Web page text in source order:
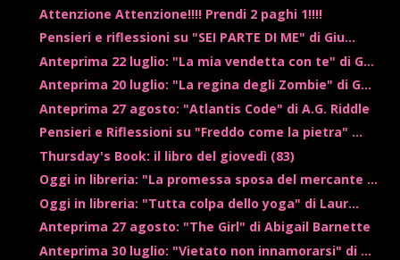
Attenzione Attenzione!!!! Prendi 2 paghi 1!!!!
Pensieri e riflessioni su "SEI PARTE DI ME" di Giu...
Anteprima 22 luglio: "La mia vendetta con te" di G...
Anteprima 20 luglio: "La regina degli Zombie" di G...
Anteprima 27 agosto: "Atlantis Code" di A.G. Riddle
Pensieri e Riflessioni su "Freddo come la pietra" ...
Thursday's Book: il libro del giovedì (83)
Oggi in libreria: "La promessa sposa del mercante ...
Oggi in libreria: "Tutta colpa dello yoga" di Laur...
Anteprima 27 agosto: "The Girl" di Abigail Barnette
Anteprima 30 luglio: "Vietato non innamorarsi" di ...